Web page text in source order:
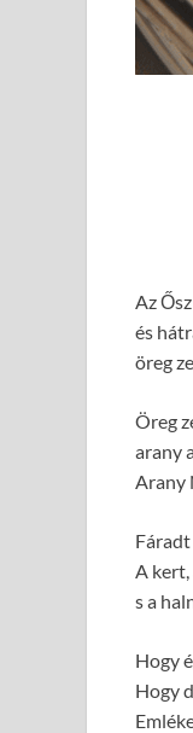
Az
és
öreg
Öreg
arany
Arany
Fáradt
A kert,
s a
Hogy
Hogy